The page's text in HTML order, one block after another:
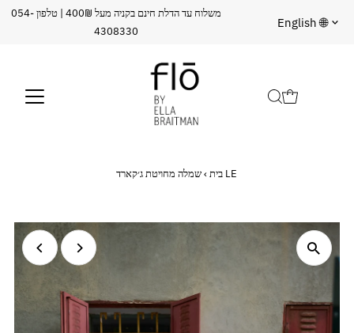
משלוח עד הדלת חינם בקניה מעל 400₪ | טלפון 054-
4308330
שפה
English 🌐
בית › שמלה מחויטת ג׳קארד LE